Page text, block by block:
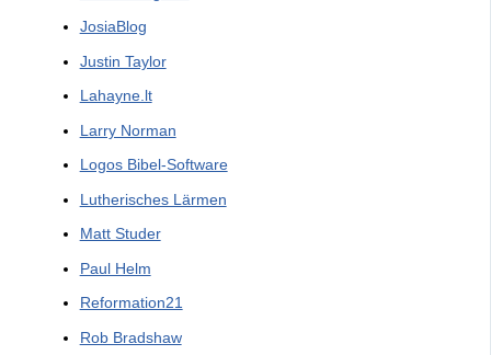
JosiaBlog
Justin Taylor
Lahayne.lt
Larry Norman
Logos Bibel-Software
Lutherisches Lärmen
Matt Studer
Paul Helm
Reformation21
Rob Bradshaw